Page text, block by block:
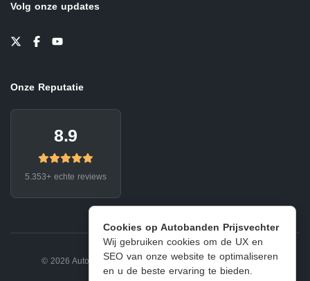
Cookies op Autobanden Prijsvechter
Wij gebruiken cookies om de UX en
SEO van onze website te optimaliseren
en u de beste ervaring te bieden.
Volg onze updates
Onze Reputatie
8.9
5.353+ echte reviews
© 2026 Autobanden Prijsvechter. Privacy | Voorwaarden